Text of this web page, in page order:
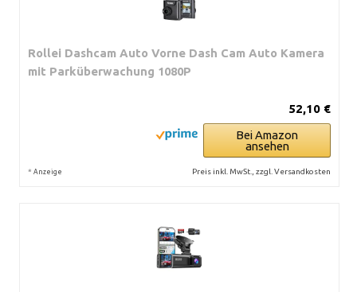
Rollei Dashcam Auto Vorne Dash Cam Auto Kamera
mit Parküberwachung 1080P
52,10 €
Bei Amazon
ansehen
* Anzeige Preis inkl. MwSt., zzgl. Versandkosten